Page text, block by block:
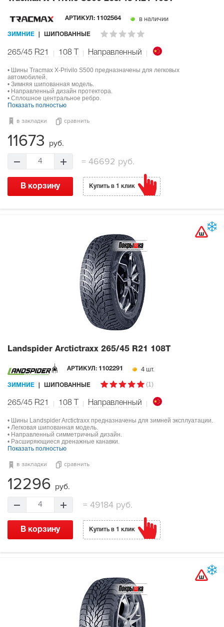
АРТИКУЛ: 1102564 в наличии
ЗИМНИЕ ШИПОВАННЫЕ
265/45 R21 108 Направленный
• Шины Tracmax X-Privilo S500 предназначены для легковых
автомобилей.
• Зимняя шипованная модель.
• Направленный дизайн протектора.
• Сплошное центральное ребро.
Показать полностью
в закладки сравнить
11673 руб.
4 =46692 руб.
В корзину Купить в 1 клик
Landspider Arctictraxx 265/45 R21 108T
АРТИКУЛ: 1102291 4 шт.
ЗИМНИЕ ШИПОВАННЫЕ (1)
265/45 R21 108 Направленный
• Шины Landspider Arctictraxx предназначены для зимней эксплуатации.
• Легковая шипованная модель.
• Направленный симметричный дизайн.
• Расширяющиеся дренажные канавки.
Показать полностью
в закладки сравнить
12296 руб.
4 = 49184 руб.
В корзину Купить в 1 клик